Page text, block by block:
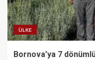
ÜLKE
Bornova’ya 7